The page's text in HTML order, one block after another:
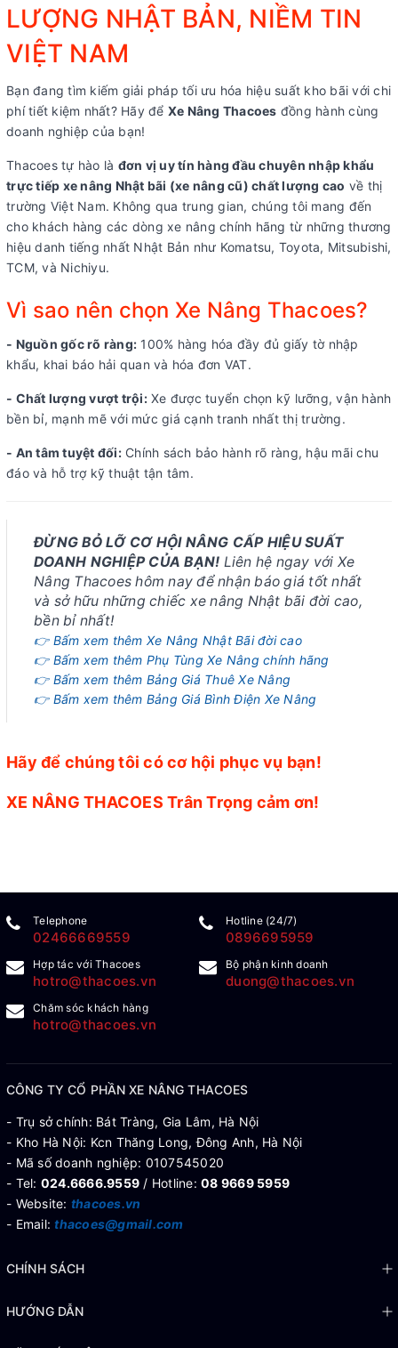
LƯỢNG NHẬT BẢN, NIỀM TIN
VIỆT NAM
Bạn đang tìm kiếm giải pháp tối ưu hóa hiệu suất kho bãi với chi
phí tiết kiệm nhất? Hãy để Xe Nâng Thacoes đồng hành cùng
doanh nghiệp của bạn!
Thacoes tự hào là đơn vị uy tín hàng đầu chuyên nhập khẩu
trực tiếp xe nâng Nhật bãi (xe nâng cũ) chất lượng cao về thị
trường Việt Nam. Không qua trung gian, chúng tôi mang đến
cho khách hàng các dòng xe nâng chính hãng từ những thương
hiệu danh tiếng nhất Nhật Bản như Komatsu, Toyota, Mitsubishi,
TCM, và Nichiyu.
Vì sao nên chọn Xe Nâng Thacoes?
- Nguồn gốc rõ ràng: 100% hàng hóa đầy đủ giấy tờ nhập
khẩu, khai báo hải quan và hóa đơn VAT.
- Chất lượng vượt trội:Xe được tuyển chọn kỹ lưỡng, vận hành
bền bỉ, mạnh mẽ với mức giá cạnh tranh nhất thị trường.
- An tâm tuyệt đối:Chính sách bảo hành rõ ràng, hậu mãi chu
đáo và hỗ trợ kỹ thuật tận tâm.
ĐỪNG BỎ LỠ CƠ HỘI NÂNG CẤP HIỆU SUẤT
DOANH NGHIỆP CỦA BẠN! Liên hệ ngay với Xe
Nâng Thacoes hôm nay để nhận báo giá tốt nhất
và sở hữu những chiếc xe nâng Nhật bãi đời cao,
bền bỉ nhất!
👉 Bấm xem thêm Xe Nâng Nhật Bãi đời cao
👉 Bấm xem thêm Phụ Tùng Xe Nâng chính hãng
👉 Bấm xem thêm Bảng Giá Thuê Xe Nâng
👉 Bấm xem thêm Bảng Giá Bình Điện Xe Nâng
Hãy để chúng tôi có cơ hội phục vụ bạn!
XE NÂNG THACOES Trân Trọng cảm ơn!
Telephone
02466669559
Hotline (24/7)
0896695959
Hợp tác với Thacoes
hotro@thacoes.vn
Bộ phận kinh doanh
duong@thacoes.vn
Chăm sóc khách hàng
hotro@thacoes.vn
CÔNG TY CỔ PHẦN XE NÂNG THACOES
- Trụ sở chính: Bát Tràng, Gia Lâm, Hà Nội
- Kho Hà Nội: Kcn Thăng Long, Đông Anh, Hà Nội
- Mã số doanh nghiệp: 0107545020
- Tel: 024.6666.9559 / Hotline: 08 9669 5959
- Website: thacoes.vn
- Email:thacoes@gmail.com
CHÍNH SÁCH
HƯỚNG DẪN